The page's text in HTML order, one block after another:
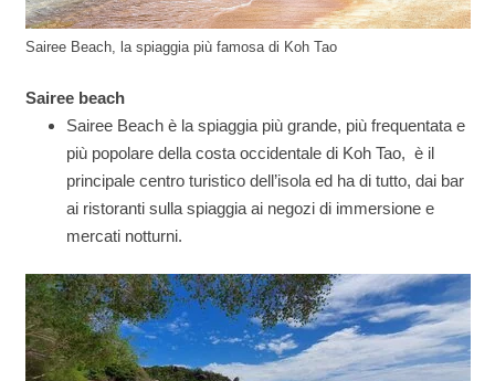
Sairee Beach, la spiaggia più famosa di Koh Tao
Sairee beach
Sairee Beach è la spiaggia più grande, più frequentata e
più popolare della costa occidentale di Koh Tao, è il
principale centro turistico dell’isola ed ha di tutto, dai bar
ai ristoranti sulla spiaggia ai negozi di immersione e
mercati notturni.